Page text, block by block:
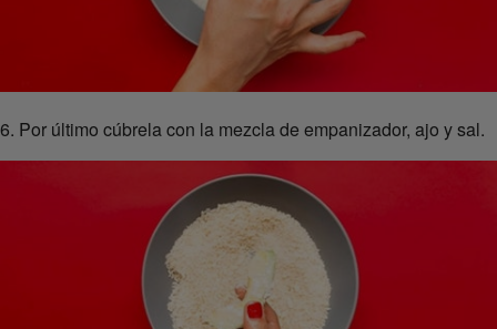
6. Por último cúbrela con la mezcla de empanizador, ajo y sal.